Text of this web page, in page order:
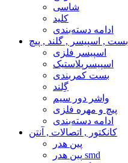
شاسی
کلید
ادامه دسته‌بندی
بست , اسپیسر , گلند , پیچ
اسپیسر فلزی
اسپیسرپلاستیک
بست کمربندی
گِلند
واشر دور سیم
پیچ و مهره فلزی
ادامه دسته‌بندی
کانکتور , اتصالات , آنتن
پین هدر
پین هدر smd